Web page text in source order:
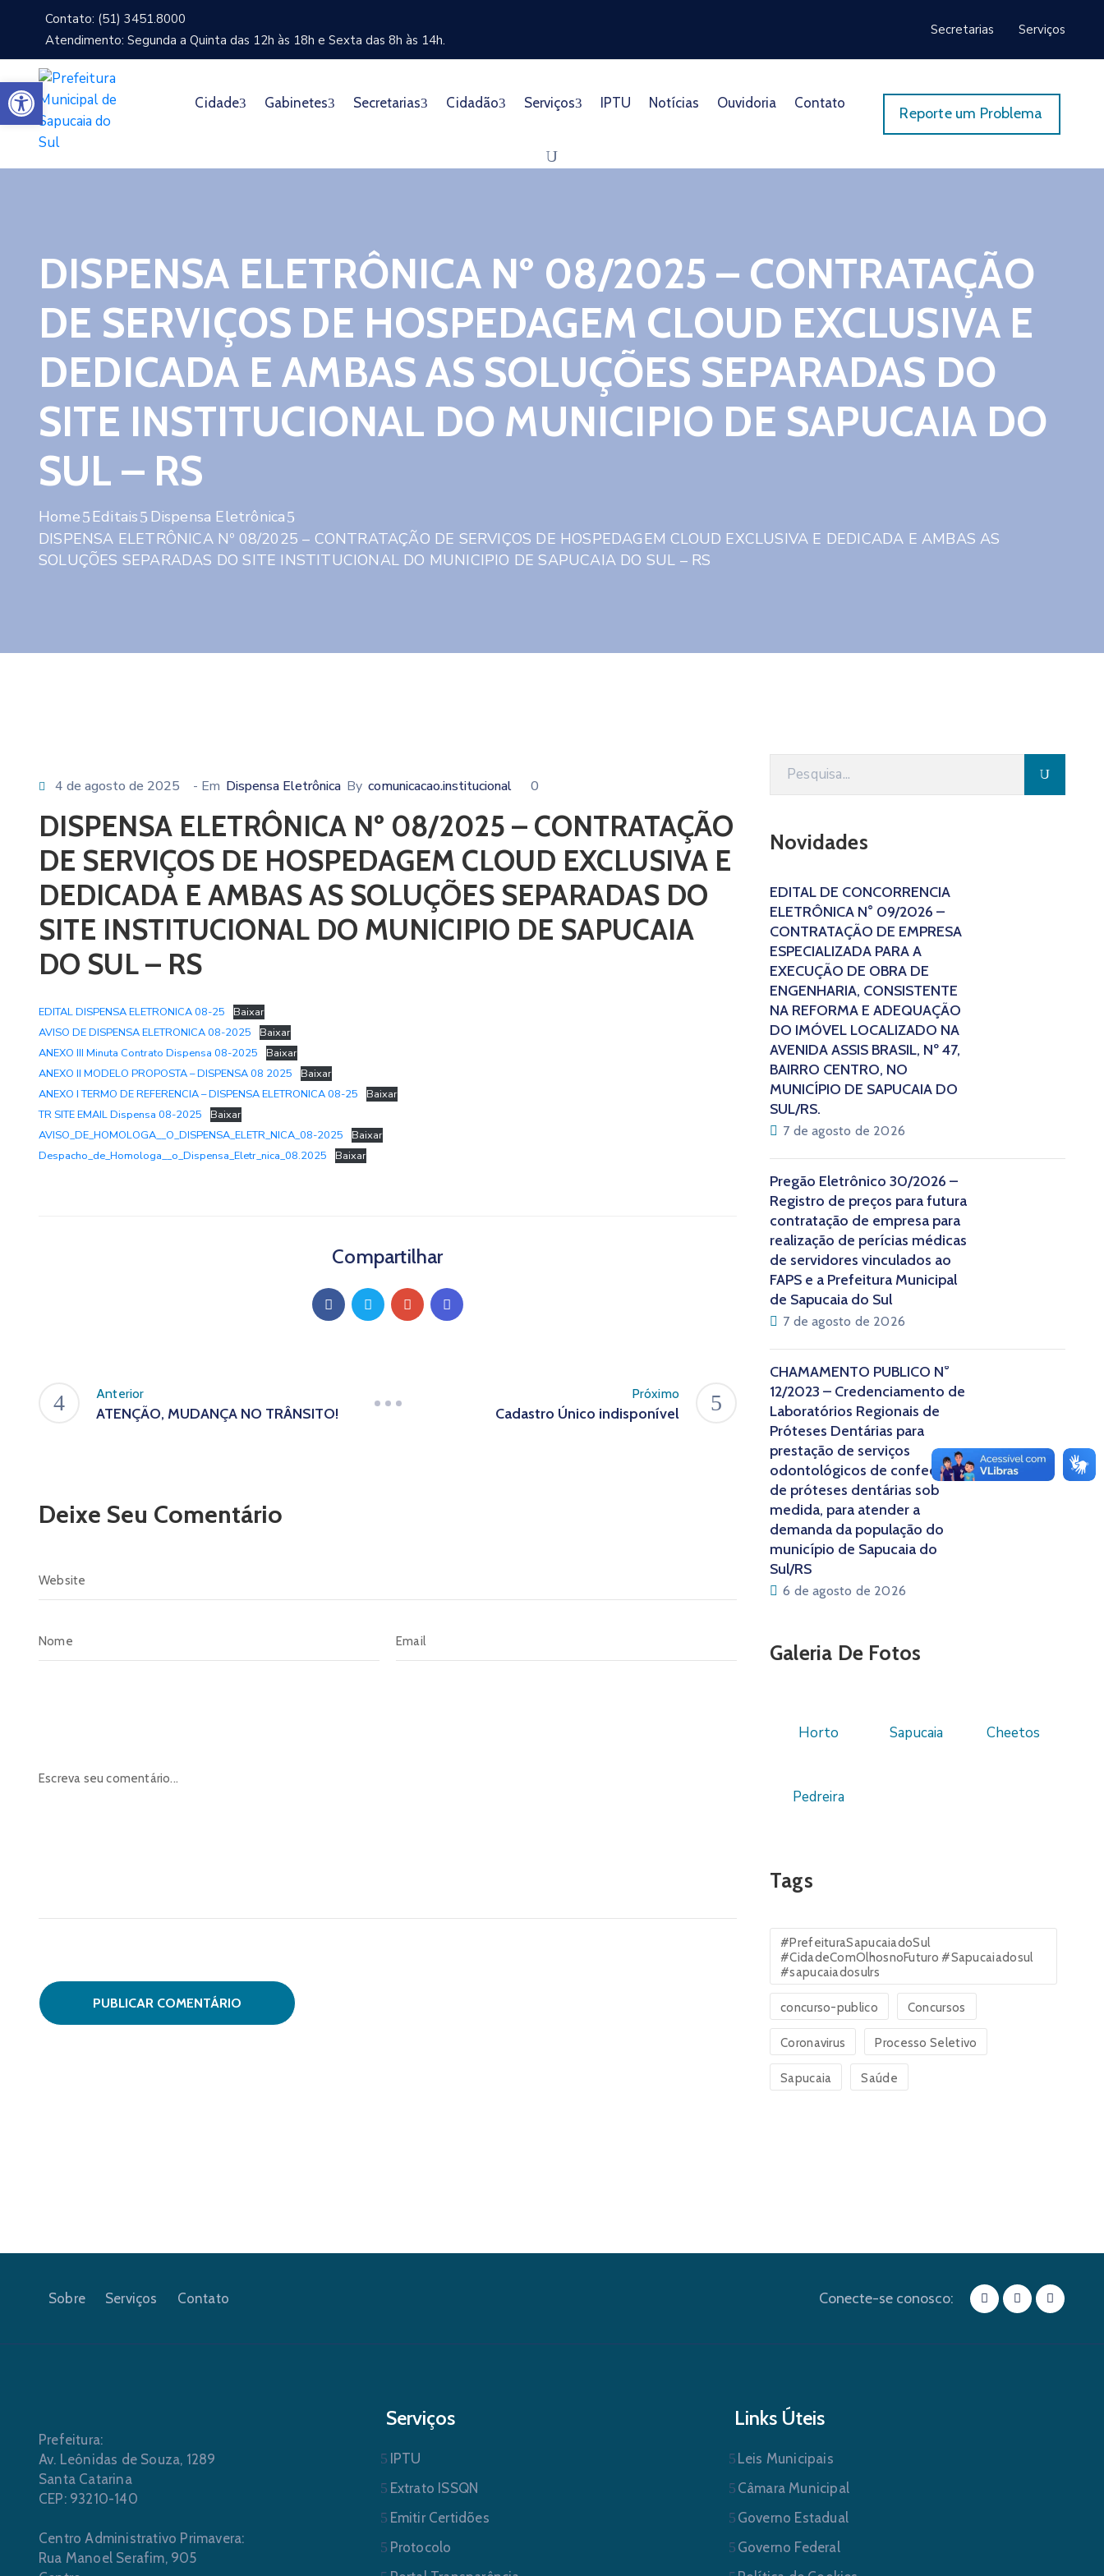
Contato: (51) 3451.8000
Atendimento: Segunda a Quinta das 12h às 18h e Sexta das 8h às 14h.
Secretarias Serviços
Cidade Gabinetes Secretarias Cidadão Serviços IPTU Notícias Ouvidoria Contato
Reporte um Problema
DISPENSA ELETRÔNICA Nº 08/2025 – CONTRATAÇÃO
DE SERVIÇOS DE HOSPEDAGEM CLOUD EXCLUSIVA E
DEDICADA E AMBAS AS SOLUÇÕES SEPARADAS DO
SITE INSTITUCIONAL DO MUNICIPIO DE SAPUCAIA DO
SUL – RS
Home Editais
Dispensa Eletrônica
DISPENSA ELETRÔNICA Nº 08/2025 – CONTRATAÇÃO DE SERVIÇOS DE HOSPEDAGEM CLOUD EXCLUSIVA E DEDICADA E AMBAS AS
SOLUÇÕES SEPARADAS DO SITE INSTITUCIONAL DO MUNICIPIO DE SAPUCAIA DO SUL – RS
4 de agosto de 2025 - Em Dispensa Eletrônica By comunicacao.institucional 0
DISPENSA ELETRÔNICA Nº 08/2025 – CONTRATAÇÃO
DE SERVIÇOS DE HOSPEDAGEM CLOUD EXCLUSIVA E
DEDICADA E AMBAS AS SOLUÇÕES SEPARADAS DO
SITE INSTITUCIONAL DO MUNICIPIO DE SAPUCAIA
DO SUL – RS
EDITAL DISPENSA ELETRONICA 08-25
Baixar
AVISO DE DISPENSA ELETRONICA 08-2025
Baixar
ANEXO III Minuta Contrato Dispensa 08-2025
Baixar
ANEXO II MODELO PROPOSTA – DISPENSA 08 2025
Baixar
ANEXO I TERMO DE REFERENCIA – DISPENSA ELETRONICA 08-25
Baixar
TR SITE EMAIL Dispensa 08-2025
Baixar
AVISO_DE_HOMOLOGA__O_DISPENSA_ELETR_NICA_08-2025
Baixar
Despacho_de_Homologa__o_Dispensa_Eletr_nica_08.2025
Baixar
Compartilhar
Anterior
ATENÇÃO, MUDANÇA NO TRÂNSITO!
Próximo
Cadastro Único indisponível
Deixe Seu Comentário
Novidades
EDITAL DE CONCORRÊNCIA
ELETRÔNICA N° 09/2026 –
CONTRATAÇÃO DE EMPRESA
ESPECIALIZADA PARA A
EXECUÇÃO DE OBRA DE
ENGENHARIA, CONSISTENTE
NA REFORMA E ADEQUAÇÃO
DO IMÓVEL LOCALIZADO NA
AVENIDA ASSIS BRASIL, Nº 47,
BAIRRO CENTRO, NO
MUNICÍPIO DE SAPUCAIA DO
SUL/RS.
7 de agosto de 2026
Pregão Eletrônico 30/2026 –
Registro de preços para futura
contratação de empresa para
realização de perícias médicas
de servidores vinculados ao
FAPS e a Prefeitura Municipal
de Sapucaia do Sul
7 de agosto de 2026
CHAMAMENTO PÚBLICO N°
12/2023 – Credenciamento de
Laboratórios Regionais de
Próteses Dentárias para
prestação de serviços
odontológicos de confecção
de próteses dentárias sob
medida, para atender a
demanda da população do
município de Sapucaia do
Sul/RS
6 de agosto de 2026
Galeria De Fotos
Horto Sapucaia Cheetos
Pedreira
Tags
#PrefeituraSapucaiadoSul
#CidadeComOlhosnoFuturo #Sapucaiadosul
#sapucaiadosulrs
concurso-publico Concursos
Coronavirus Processo Seletivo
Sapucaia Saúde
Sobre Serviços Contato Conecte-se conosco:
Prefeitura:
Av. Leônidas de Souza, 1289
Santa Catarina
CEP: 93210-140
Centro Administrativo Primavera:
Rua Manoel Serafim, 905
Serviços
IPTU
Extrato ISSQN
Emitir Certidões
Protocolo
Links Úteis
Leis Municipais
Câmara Municipal
Governo Estadual
Governo Federal
Abrir a barra de ferramentas